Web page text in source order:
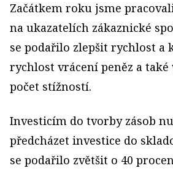
Začátkem roku jsme
na ukazatelích zákaznické
se podařilo zlepšit rychlost a
rychlost vrácení peněz a
počet stížností.
Investicím do tvorby zásob
předcházet investice do
se podařilo zvětšit o 40